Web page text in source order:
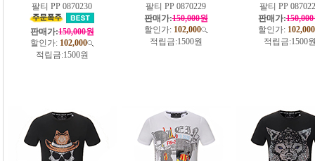
팔티 PP 0870230
판매가:150,000원
할인가: 102,000
적립금:1500원
팔티 PP 0870229
판매가:150,000원
할인가: 102,000
적립금:1500원
팔티 PP
판매가:
할인가: 102,000
적립금:1500